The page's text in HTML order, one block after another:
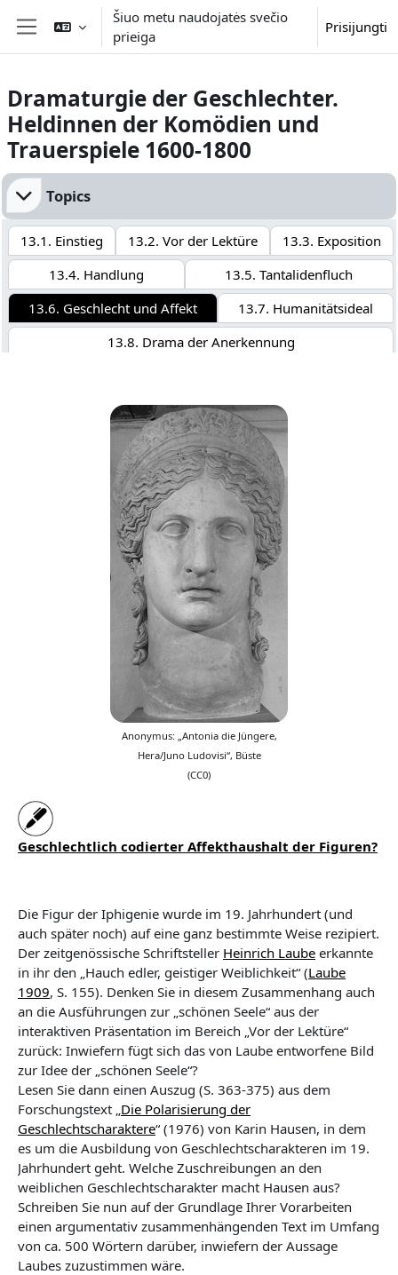
Pereiti į pagrindinį turinį
Šoninis skydelis
Šiuo metu naudojatės svečio
prieiga
Prisijungti
Dramaturgie der Geschlechter.
Heldinnen der Komödien und
Trauerspiele 1600-1800
Dalies kontūras
Topics
13.1. Einstieg 13.2. Vor der Lektüre
13.3. Exposition
13.4. Handlung
13.5. Tantalidenfluch
13.6. Geschlecht und Affekt
13.7. Humanitätsideal
13.8. Drama der Anerkennung
Anonymus: „Antonia die Jüngere,
Hera/Juno Ludovisi“, Büste
(CC0)
Geschlechtlich codierter Affekthaushalt der Figuren?
Die Figur der Iphigenie wurde im 19. Jahrhundert (und
auch später noch) auf eine ganz bestimmte Weise rezipiert.
Der zeitgenössische Schriftsteller Heinrich Laube erkannte
in ihr den „Hauch edler, geistiger Weiblichkeit“ (Laube
1909, S. 155). Denken Sie in diesem Zusammenhang auch
an die Ausführungen zur „schönen Seele“ aus der
interaktiven Präsentation im Bereich „Vor der Lektüre“
zurück: Inwiefern fügt sich das von Laube entworfene Bild
zur Idee der „schönen Seele“?
Lesen Sie dann einen Auszug (S. 363-375) aus dem
Forschungstext „ Die Polarisierung der
Geschlechtscharaktere“ (1976) von Karin Hausen, in dem
es um die Ausbildung von Geschlechtscharakteren im 19.
Jahrhundert geht. Welche Zuschreibungen an den
weiblichen Geschlechtscharakter macht Hausen aus?
Schreiben Sie nun auf der Grundlage Ihrer Vorarbeiten
einen argumentativ zusammenhängenden Text im Umfang
von ca. 500 Wörtern darüber, inwiefern der Aussage
Laubes zuzustimmen wäre.